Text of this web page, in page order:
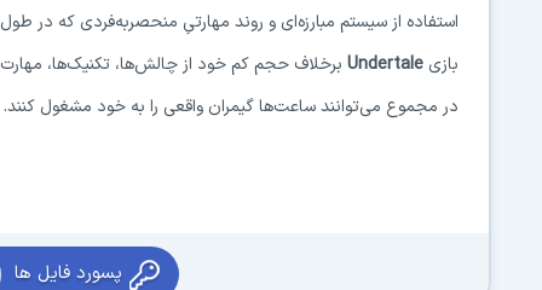
استفاده از سیستم مبارزه‌ای و روند مهارتیِ منحصربه‌فردی که در
بازی Undertale برخلاف حجم کم خود از چالش‌ها، تکنیک‌ها،
در مجموع می‌توانند ساعت‌ها گیمران واقعی را به خود مشغول کنند.
پسورد فایل ها